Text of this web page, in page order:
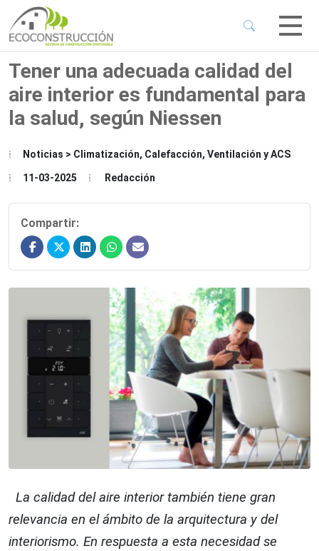
Menu
Menu
Tener una adecuada calidad del
aire interior es fundamental para
la salud, según Niessen
Noticias > Climatización, Calefacción, Ventilación y ACS
11-03-2025 Redacción
Compartir:
La calidad del aire interior también tiene gran
relevancia en el ámbito de la arquitectura y del
interiorismo. En respuesta a esta necesidad se